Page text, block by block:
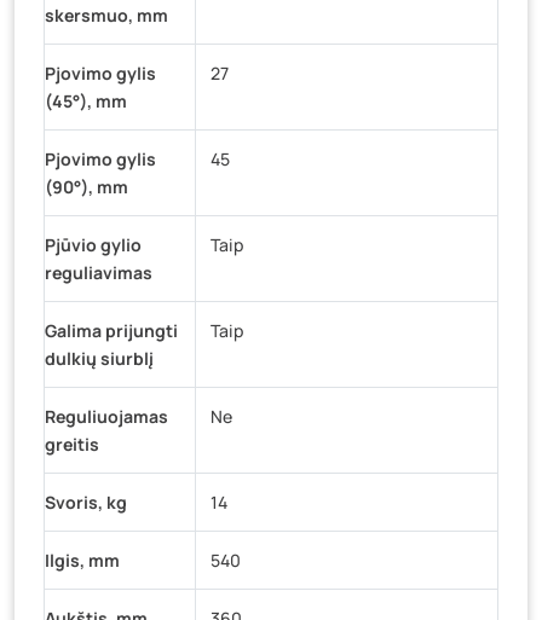
skersmuo, mm
Pjovimo gylis
(45°), mm
27
Pjovimo gylis
(90°), mm
45
Pjūvio gylio
reguliavimas
Taip
Galima prijungti
dulkių siurblį
Taip
Reguliuojamas
greitis
Ne
Svoris, kg 14
Ilgis, mm 540